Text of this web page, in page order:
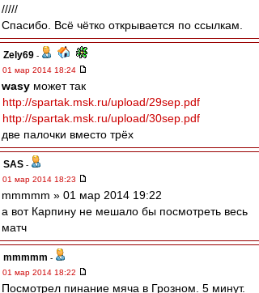
/////
Спасибо. Всё чётко открывается по ссылкам.
Zely69 -
01 мар 2014 18:24
wasy может так
http://spartak.msk.ru/upload/29sep.pdf
http://spartak.msk.ru/upload/30sep.pdf
две палочки вместо трёх
SAS -
01 мар 2014 18:23
mmmmm » 01 мар 2014 19:22
а вот Карпину не мешало бы посмотреть весь
матч
mmmmm -
01 мар 2014 18:22
Посмотрел пинание мяча в Грозном. 5 минут.